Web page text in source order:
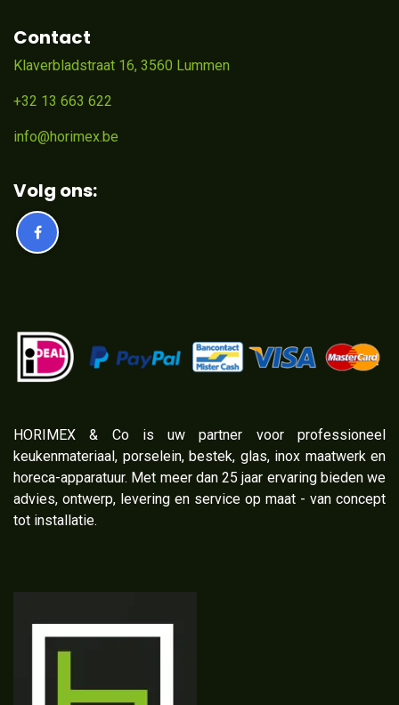
Contact
Klaverbladstraat 16, 3560 Lummen
+32 13 663 622
info@horimex.be
Volg ons:
​HORIMEX & Co is uw partner voor professioneel
keukenmateriaal, porselein, bestek, glas, inox maatwerk en
horeca-apparatuur. Met meer dan 25 jaar ervaring bieden we
advies, ontwerp, levering en service op maat - van concept
tot installatie.